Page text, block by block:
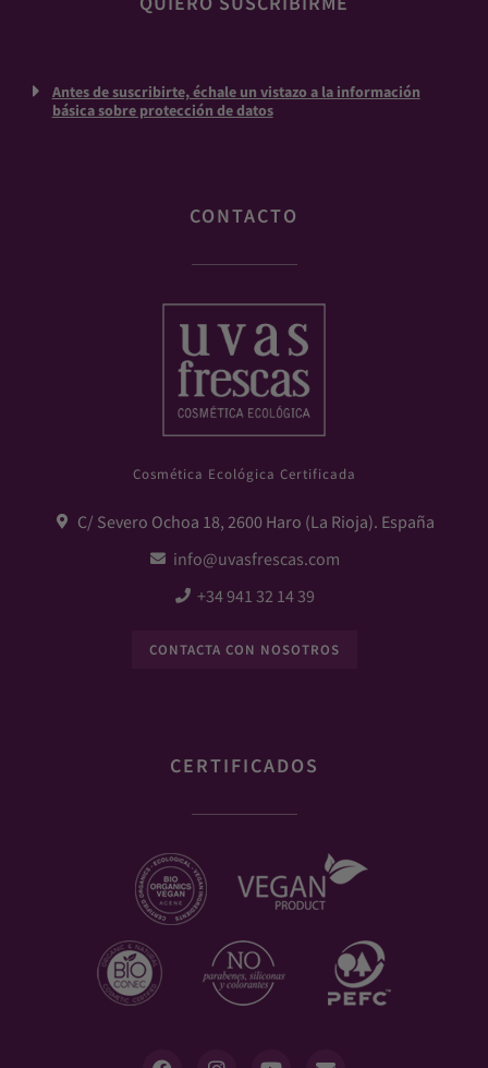
Antes de suscribirte, échale un vistazo a la información
básica sobre protección de datos
CONTACTO
Cosmética Ecológica Certificada
C/ Severo Ochoa 18, 2600 Haro (La Rioja). España
info@uvasfrescas.com
+34 941 32 14 39
CONTACTA CON NOSOTROS
CERTIFICADOS